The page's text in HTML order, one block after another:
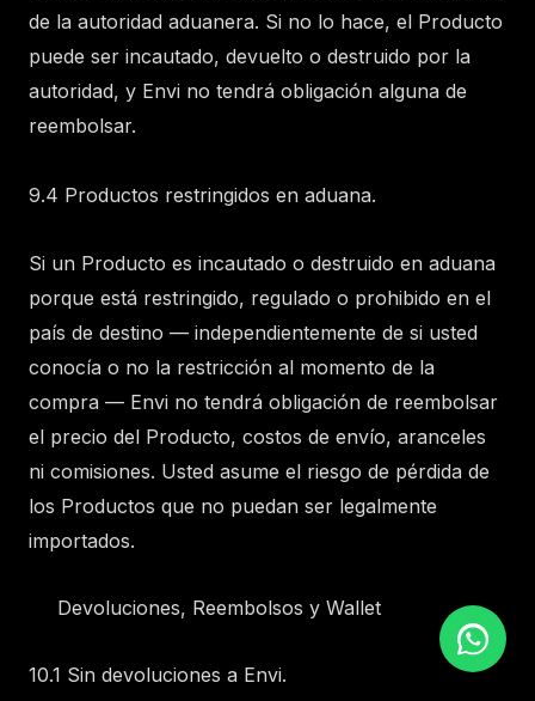
de la autoridad aduanera. Si no lo hace, el Producto
puede ser incautado, devuelto o destruido por la
autoridad, y Envi no tendrá obligación alguna de
reembolsar.
9.4 Productos restringidos en aduana.
Si un Producto es incautado o destruido en aduana
porque está restringido, regulado o prohibido en el
país de destino — independientemente de si usted
conocía o no la restricción al momento de la
compra — Envi no tendrá obligación de reembolsar
el precio del Producto, costos de envío, aranceles
ni comisiones. Usted asume el riesgo de pérdida de
los Productos que no puedan ser legalmente
importados.
Devoluciones, Reembolsos y Wallet
10.1 Sin devoluciones a Envi.